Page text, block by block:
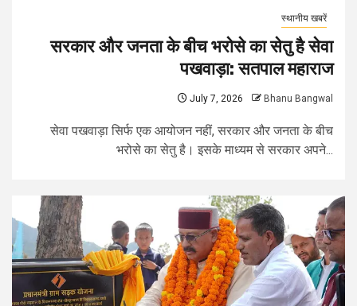
स्थानीय खबरें
सरकार और जनता के बीच भरोसे का सेतु है सेवा
पखवाड़ा: सतपाल महाराज
July 7, 2026 Bhanu Bangwal
सेवा पखवाड़ा सिर्फ एक आयोजन नहीं, सरकार और जनता के बीच
भरोसे का सेतु है। इसके माध्यम से सरकार अपने...